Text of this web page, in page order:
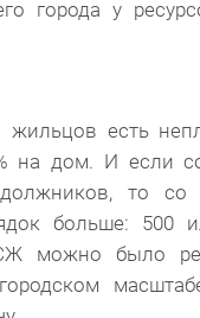
города у
есть
на дом. И если
то со
больше: 500
можно было